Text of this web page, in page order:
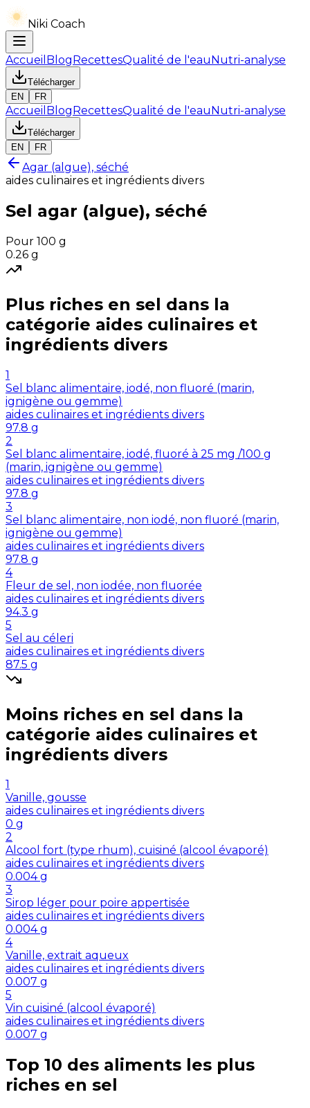
Niki Coach
Accueil BlogRecettesQualité de l'eauNutri-analyse
Télécharger
EN
FR
Accueil BlogRecettesQualité de l'eauNutri-analyse
Télécharger
EN
FR
Agar (algue), séché
aides culinaires et ingrédients divers
Sel agar (algue), séché
Pour 100 g
0.26 g
Plus riches en sel dans la
catégorie aides culinaires et
ingrédients divers
1
Sel blanc alimentaire, iodé, non fluoré (marin,
ignigène ou gemme)
aides culinaires et ingrédients divers
97.8 g
2
Sel blanc alimentaire, iodé, fluoré à 25 mg /100 g
(marin, ignigène ou gemme)
aides culinaires et ingrédients divers
97.8 g
3
Sel blanc alimentaire, non iodé, non fluoré (marin,
ignigène ou gemme)
aides culinaires et ingrédients divers
97.8 g
4
Fleur de sel, non iodée, non fluorée
aides culinaires et ingrédients divers
94.3 g
5
Sel au céleri
aides culinaires et ingrédients divers
87.5 g
Moins riches en sel dans la
catégorie aides culinaires et
ingrédients divers
1
Vanille, gousse
aides culinaires et ingrédients divers
0 g
2
Alcool fort (type rhum), cuisiné (alcool évaporé)
aides culinaires et ingrédients divers
0.004 g
3
Sirop léger pour poire appertisée
aides culinaires et ingrédients divers
0.004 g
4
Vanille, extrait aqueux
aides culinaires et ingrédients divers
0.007 g
5
Vin cuisiné (alcool évaporé)
aides culinaires et ingrédients divers
0.007 g
Top 10 des aliments les plus
riches en sel